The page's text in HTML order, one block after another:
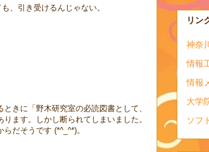
、引き受けるんじゃない。
きに「野木研究室の必読図書として、
ます。しかし断られてしまいました。
だそうです (*^_^*)。
リン
神奈
情報
情報
大学
ソフ